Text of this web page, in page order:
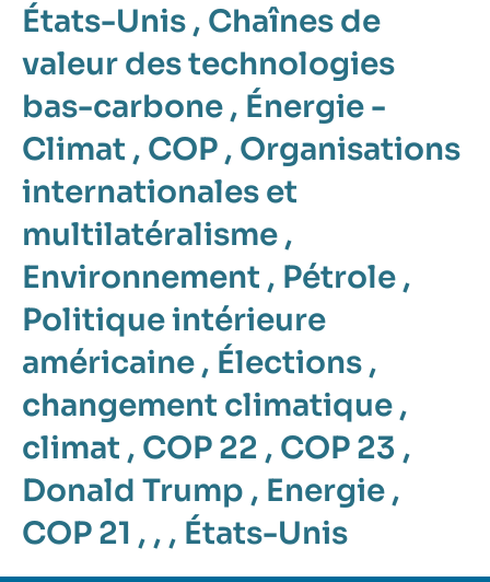
États-Unis , Chaînes de
valeur des technologies
bas-carbone , Énergie -
Climat , COP , Organisations
internationales et
multilatéralisme ,
Environnement , Pétrole ,
Politique intérieure
américaine , Élections ,
changement climatique ,
climat , COP 22 , COP 23 ,
Donald Trump , Energie ,
COP 21 , , , États-Unis